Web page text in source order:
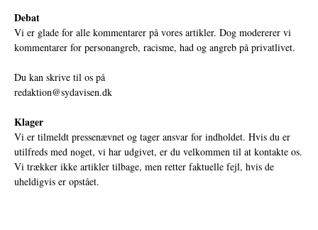
Debat
Vi er glade for alle kommentarer på vores artikler. Dog modererer vi
kommentarer for personangreb, racisme, had og angreb på privatlivet.
Du kan skrive til os på
redaktion@sydavisen.dk
Klager
Vi er tilmeldt pressenævnet og tager ansvar for indholdet. Hvis du er
utilfreds med noget, vi har udgivet, er du velkommen til at kontakte os.
Vi trækker ikke artikler tilbage, men retter faktuelle fejl, hvis de
uheldigvis er opstået.